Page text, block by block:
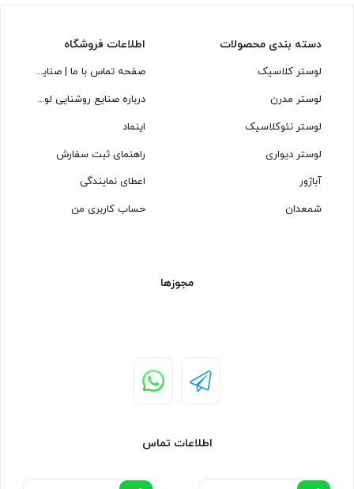
دسته بندی محصولات
لوستر کلاسیک
لوستر مدرن
لوستر نئوکلاسیک
لوستر دیواری
آباژور
شمعدان
اطلاعات فروشگاه
صفحه تماس با ما | صنایع روشنایی لوسترسازان
درباره صنایع روشنایی لوسترسازان
اینماد
راهنمای ثبت سفارش
اعطای نمایندگی
حساب کاربری من
مجوزها
اطلاعات تماس